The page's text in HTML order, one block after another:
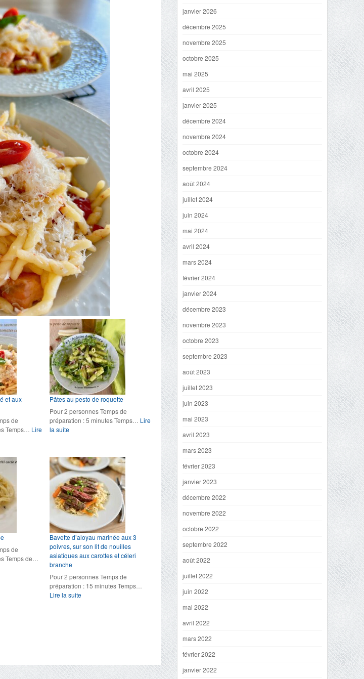
et aux
de
Temps… Lire
Pâtes au pesto de roquette
Pour 2 personnes Temps de
préparation : 5 minutes Temps… Lire
la suite:
pesto
de
roquette
de
Temps de…
Bavette d’aloyau marinée aux 3
poivres, sur son lit de nouilles
asiatiques aux carottes et céleri
branche
Pour 2 personnes Temps de
préparation : 15 minutes Temps…
Lire la suite:
son
lit
janvier 2026
décembre 2025
novembre 2025
octobre 2025
mai 2025
avril 2025
janvier 2025
décembre 2024
novembre 2024
octobre 2024
septembre 2024
août 2024
juillet 2024
juin 2024
mai 2024
avril 2024
mars 2024
février 2024
janvier 2024
décembre 2023
novembre 2023
octobre 2023
septembre 2023
août 2023
juillet 2023
juin 2023
mai 2023
avril 2023
mars 2023
février 2023
janvier 2023
décembre 2022
novembre 2022
octobre 2022
septembre 2022
août 2022
juillet 2022
juin 2022
mai 2022
avril 2022
mars 2022
février 2022
janvier 2022